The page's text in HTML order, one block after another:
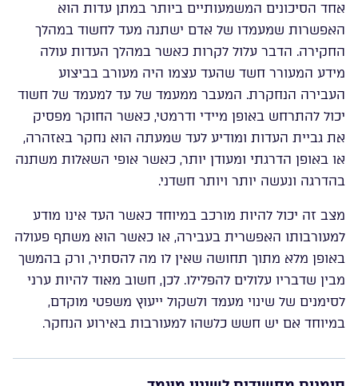
אחד הסיכונים המשמעותיים ביותר במתן עדות הוא
האפשרות שמעמדו של אדם ישתנה מעד לחשוד במהלך
החקירה. הדבר עלול לקרות כאשר במהלך העדות עולה
מידע המעורר חשד שהעד עצמו היה מעורב בביצוע
העבירה הנחקרת. המעבר ממעמד של עד למעמד של חשוד
יכול להתרחש באופן מיידי ודרמטי, כאשר החוקר מפסיק
את גביית העדות ומודיע לעד שמעתה הוא נחקר באזהרה,
או באופן הדרגתי ומעודן יותר, כאשר אופי השאלות משתנה
בהדרגה ונעשה יותר ויותר חשדני.
מצב זה יכול להיות מורכב במיוחד כאשר העד אינו מודע
למעורבותו האפשרית בעבירה, או כאשר הוא משתף פעולה
באופן מלא מתוך תחושה שאין לו מה להסתיר, ורק בהמשך
מבין שדבריו עלולים להפלילו. לכן, חשוב מאוד להיות ערני
לסימנים של שינוי מעמד ולשקול ייעוץ משפטי מוקדם,
במיוחד אם יש חשש כלשהו למעורבות באירוע הנחקר.